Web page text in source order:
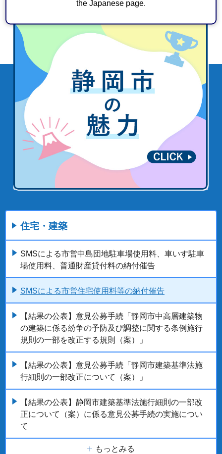
the Japanese page.
住宅・建築
SMSによる市営中島団地駐車場使用料、車いす駐車
場使用料、普通財産貸付料の納付催告
SMSによる市営住宅使用料等の納付催告
【結果の公表】意見公募手続「静岡市中高層建築物
の建築に係る紛争の予防及び調整に関する条例施行
規則の一部を改正する規則（案）」
【結果の公表】意見公募手続「静岡市建築基準法施
行細則の一部改正について（案）」
【結果の公表】静岡市建築基準法施行細則の一部改
正について（案）に係る意見公募手続の実施につい
て
もっとみる